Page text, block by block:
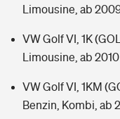
Limousine, ab
VW Golf VI, 1K
Limousine, ab 2010
VW Golf VI, 1KM
Benzin, Kombi, ab